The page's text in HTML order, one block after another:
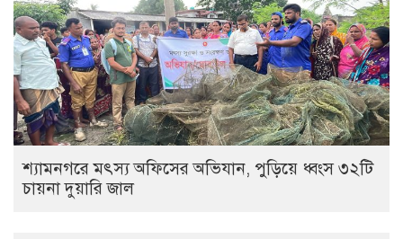
শ্যামনগরে মৎস্য অফিসের অভিযান, পুড়িয়ে ধ্বংস ৩২টি
চায়না দুয়ারি জাল